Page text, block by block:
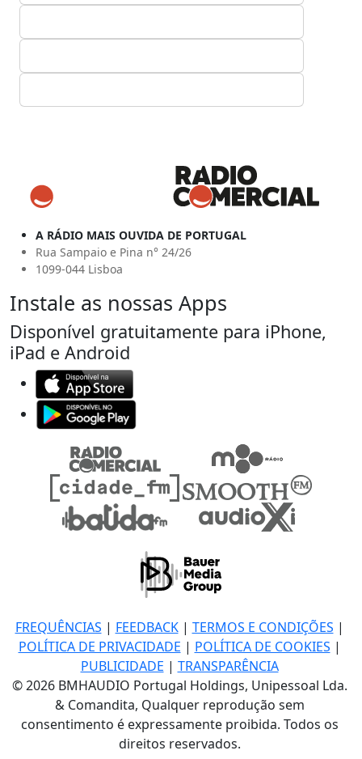
A RÁDIO MAIS OUVIDA DE PORTUGAL
Rua Sampaio e Pina n° 24/26
1099-044 Lisboa
Instale as nossas Apps
Disponível gratuitamente para iPhone,
iPad e Android
FREQUÊNCIAS | FEEDBACK| TERMOS E CONDIÇÕES |
POLÍTICA DE PRIVACIDADE | POLÍTICA DE COOKIES |
PUBLICIDADE | TRANSPARÊNCIA
© 2026 BMHAUDIO Portugal Holdings, Unipessoal Lda.
& Comandita, Qualquer reprodução sem
consentimento é expressamente proibida. Todos os
direitos reservados.